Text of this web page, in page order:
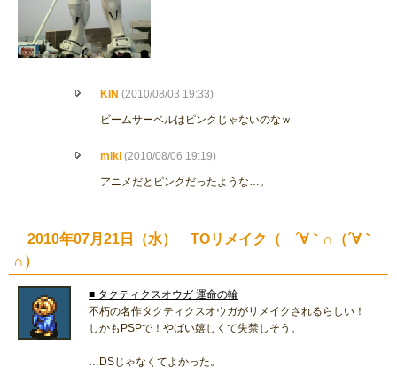
KIN (2010/08/03 19:33)
ビームサーベルはピンクじゃないのなｗ
miki (2010/08/06 19:19)
アニメだとピンクだったような…。
2010年07月21日（水） TOリメイク（ ´∀｀∩（´∀｀
∩）
■ タクティクスオウガ 運命の輪
不朽の名作タクティクスオウガがリメイクされるらしい！
しかもPSPで！やばい嬉しくて失禁しそう。
…DSじゃなくてよかった。